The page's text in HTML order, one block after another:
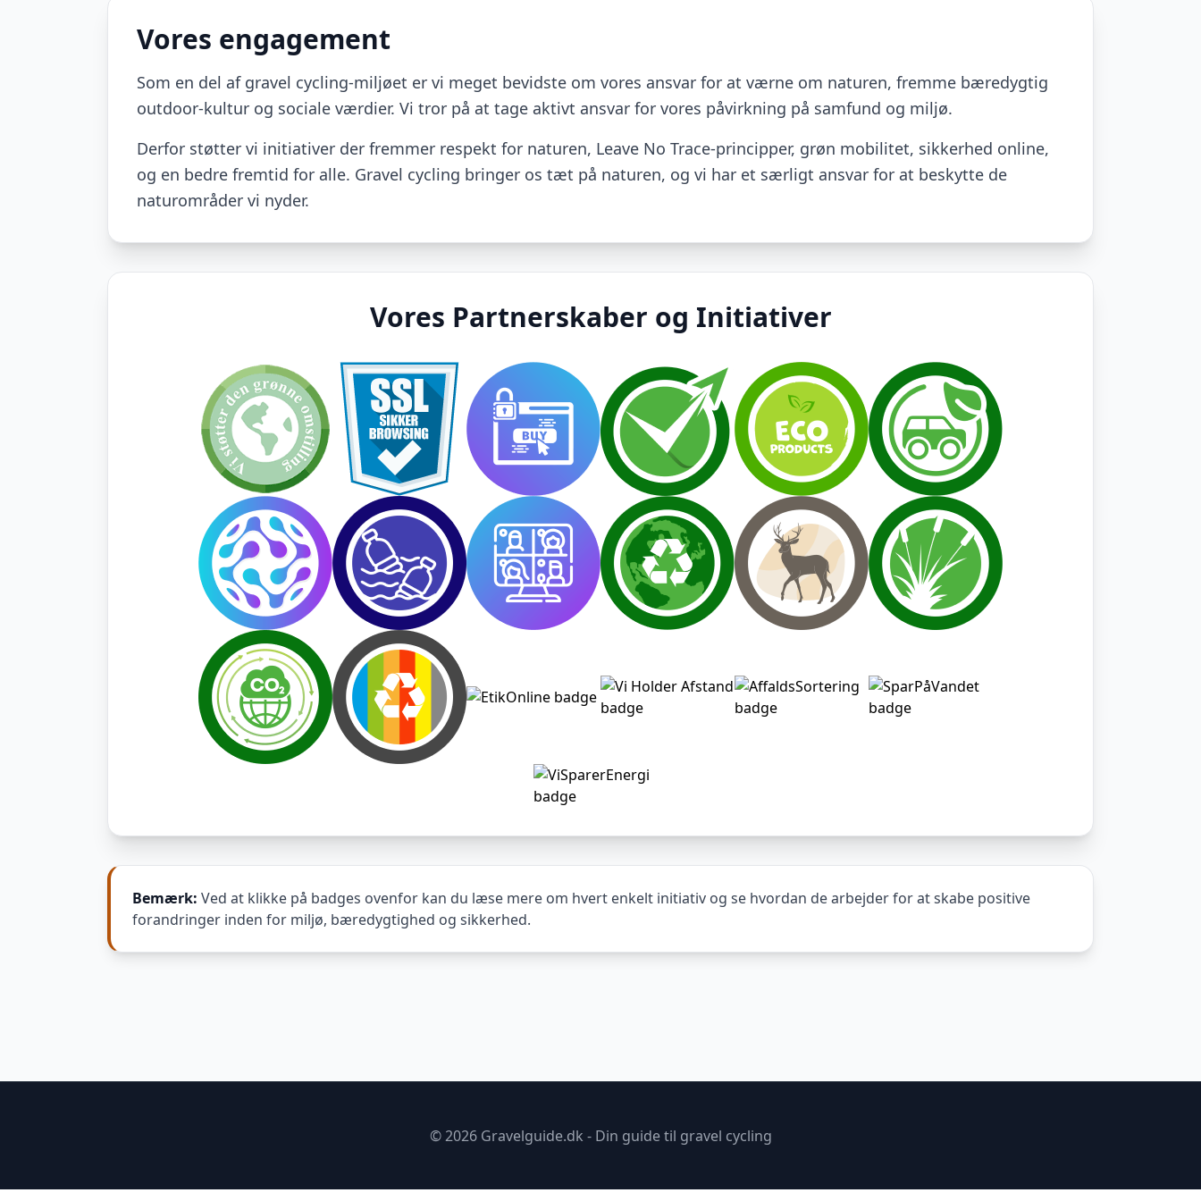
Vores engagement
Som en del af gravel cycling-miljøet er vi meget bevidste om vores ansvar for at værne om naturen, fremme bæredygtig
outdoor-kultur og sociale værdier. Vi tror på at tage aktivt ansvar for vores påvirkning på samfund og miljø.
Derfor støtter vi initiativer der fremmer respekt for naturen, Leave No Trace-principper, grøn mobilitet, sikkerhed online,
og en bedre fremtid for alle. Gravel cycling bringer os tæt på naturen, og vi har et særligt ansvar for at beskytte de
naturområder vi nyder.
Vores Partnerskaber og Initiativer
Bemærk: Ved at klikke på badges ovenfor kan du læse mere om hvert enkelt initiativ og se hvordan de arbejder for at skabe positive
forandringer inden for miljø, bæredygtighed og sikkerhed.
©2026Gravelguide.dk - Din guide til gravel cycling